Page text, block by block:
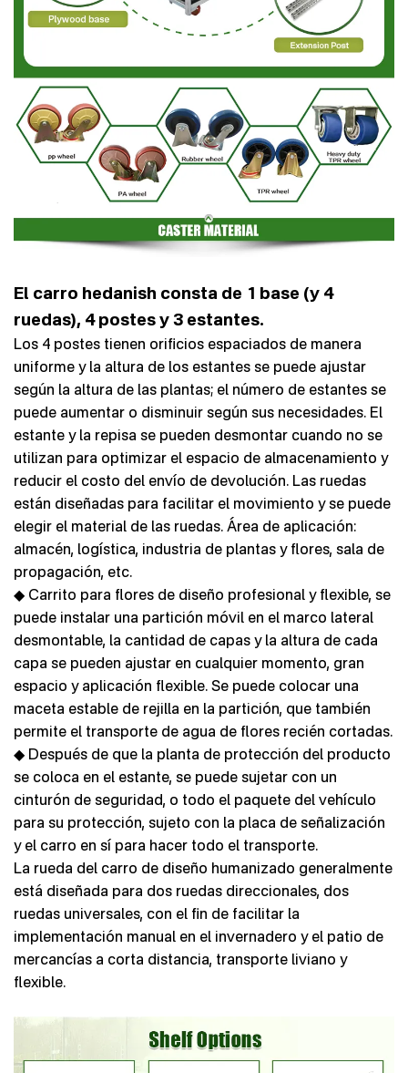
El carro hedanish consta de 1 base (y 4
ruedas), 4 postes y 3 estantes.
Los 4 postes tienen orificios espaciados de manera
uniforme y la altura de los estantes se puede ajustar
según la altura de las plantas; el número de estantes se
puede aumentar o disminuir según sus necesidades. El
estante y la repisa se pueden desmontar cuando no se
utilizan para optimizar el espacio de almacenamiento y
reducir el costo del envío de devolución. Las ruedas
están diseñadas para facilitar el movimiento y se puede
elegir el material de las ruedas. Área de aplicación:
almacén, logística, industria de plantas y flores, sala de
propagación, etc.
◆ Carrito para flores de diseño profesional y flexible, se
puede instalar una partición móvil en el marco lateral
desmontable, la cantidad de capas y la altura de cada
capa se pueden ajustar en cualquier momento, gran
espacio y aplicación flexible. Se puede colocar una
maceta estable de rejilla en la partición, que también
permite el transporte de agua de flores recién cortadas.
◆ Después de que la planta de protección del producto
se coloca en el estante, se puede sujetar con un
cinturón de seguridad, o todo el paquete del vehículo
para su protección, sujeto con la placa de señalización
y el carro en sí para hacer todo el transporte.
La rueda del carro de diseño humanizado generalmente
está diseñada para dos ruedas direccionales, dos
ruedas universales, con el fin de facilitar la
implementación manual en el invernadero y el patio de
mercancías a corta distancia, transporte liviano y
flexible.